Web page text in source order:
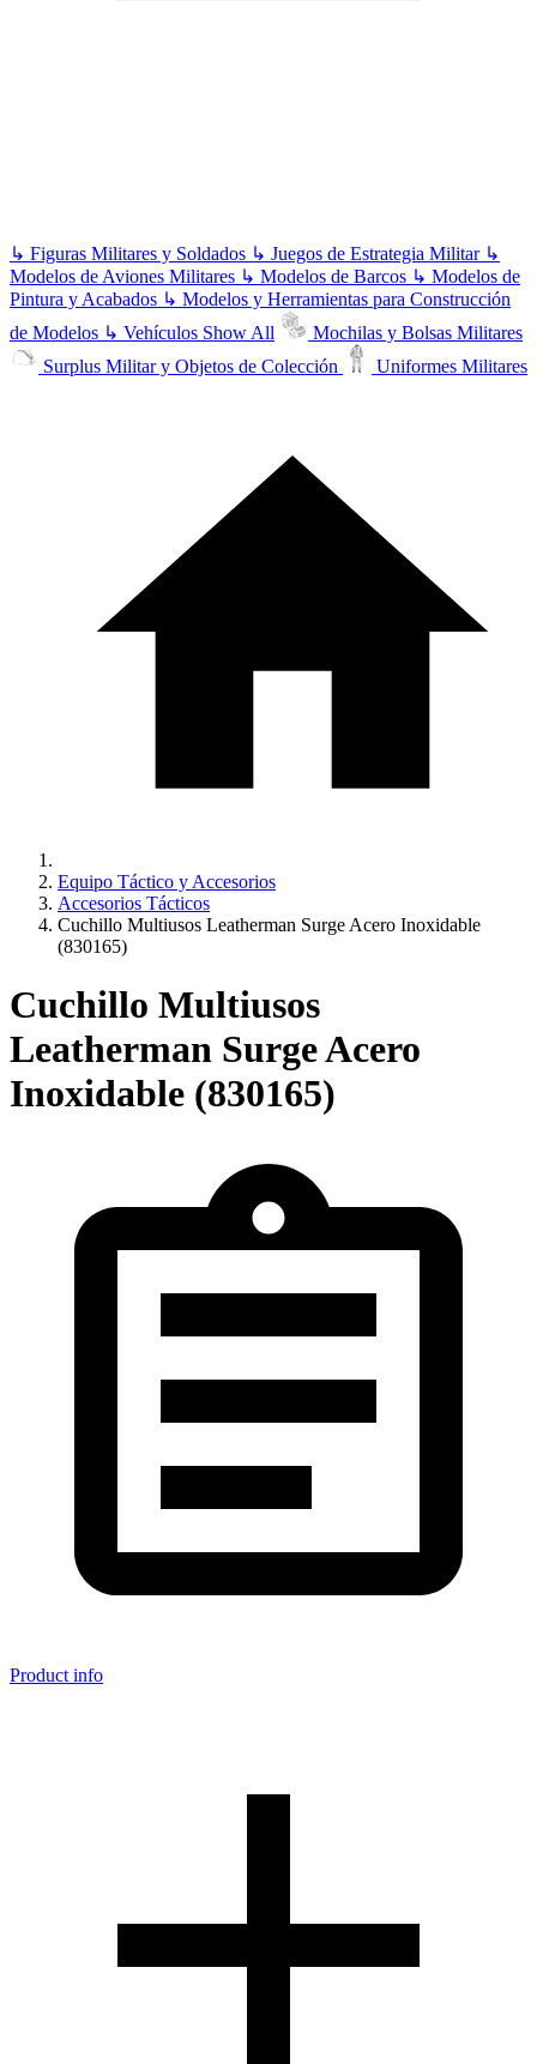
↳ Figuras Militares y Soldados ↳ Juegos de Estrategia Militar ↳
Modelos de Aviones Militares ↳ Modelos de Barcos ↳ Modelos de
Pintura y Acabados ↳ Modelos y Herramientas para Construcción
de Modelos ↳ Vehículos Show All
Mochilas y Bolsas Militares
Surplus Militar y Objetos de Colección
Uniformes Militares
Equipo Táctico y Accesorios
Accesorios Tácticos
Cuchillo Multiusos Leatherman Surge Acero Inoxidable
(830165)
Cuchillo Multiusos
Leatherman Surge Acero
Inoxidable (830165)
Product info